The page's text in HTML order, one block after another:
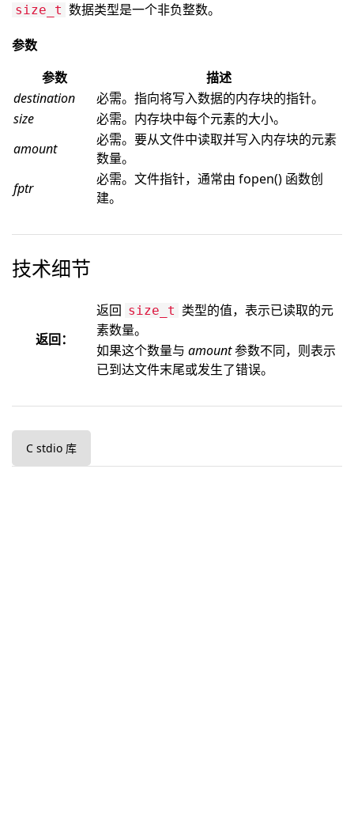
size_t 数据类型是一个非负整数。
参数
参数
描述
destination
必需。指向将写入数据的内存块的指针。
size
必需。内存块中每个元素的大小。
amount
必需。要从文件中读取并写入内存块的元素
数量。
fptr
必需。文件指针，通常由 fopen() 函数创
建。
技术细节
返回：
返回 size_t 类型的值，表示已读取的元
素数量。
如果这个数量与 amount参数不同，则表示
已到达文件末尾或发生了错误。
C stdio 库